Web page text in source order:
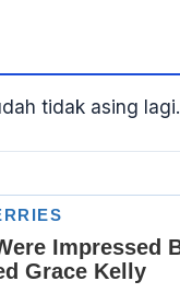
tidak asing lagi.